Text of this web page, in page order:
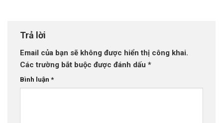
Trả lời
Email của bạn sẽ không được hiển thị công khai.
Các trường bắt buộc được đánh dấu *
Bình luận *